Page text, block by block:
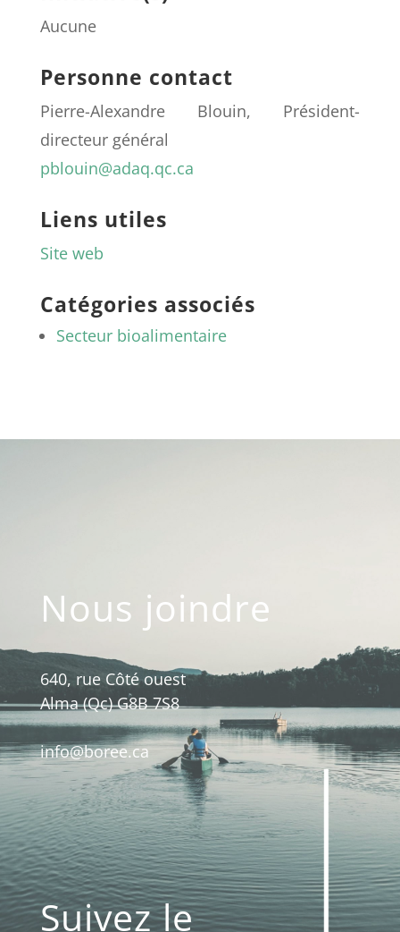
Aucune
Personne contact
Pierre-Alexandre Blouin, Président-
directeur général
pblouin@adaq.qc.ca
Liens utiles
Site web
Catégories associés
Secteur bioalimentaire
Nous joindre
640, rue Côté ouest
Alma (Qc) G8B 7S8
info@boree.ca
Suivez le